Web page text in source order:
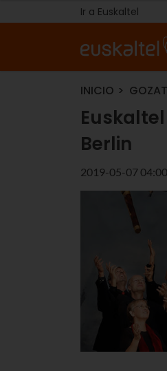
Ir a Euskaltel
INICIO
Berlin
2019-05-07 04:00